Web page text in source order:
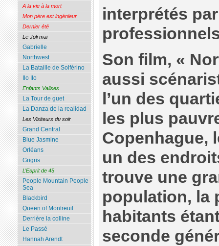
interprétés
Son film, «
aussi
l’un des
les plus
Copenhague,
un des
trouve une
population, la
habitants
seconde
A la vie à la mort
Mon père est ingénieur
Dernier été
Le Joli mai
Gabrielle
Northwest
La Bataille de Solférino
Ilo Ilo
Enfants Valises
La Tour de guet
La Danza de la realidad
Les Visiteurs du soir
Grand Central
Blue Jasmine
Orléans
Grigris
L’Esprit de 45
People Mountain People
Sea
Blackbird
Queen of Montreuil
Derrière la colline
Le Passé
Hannah Arendt